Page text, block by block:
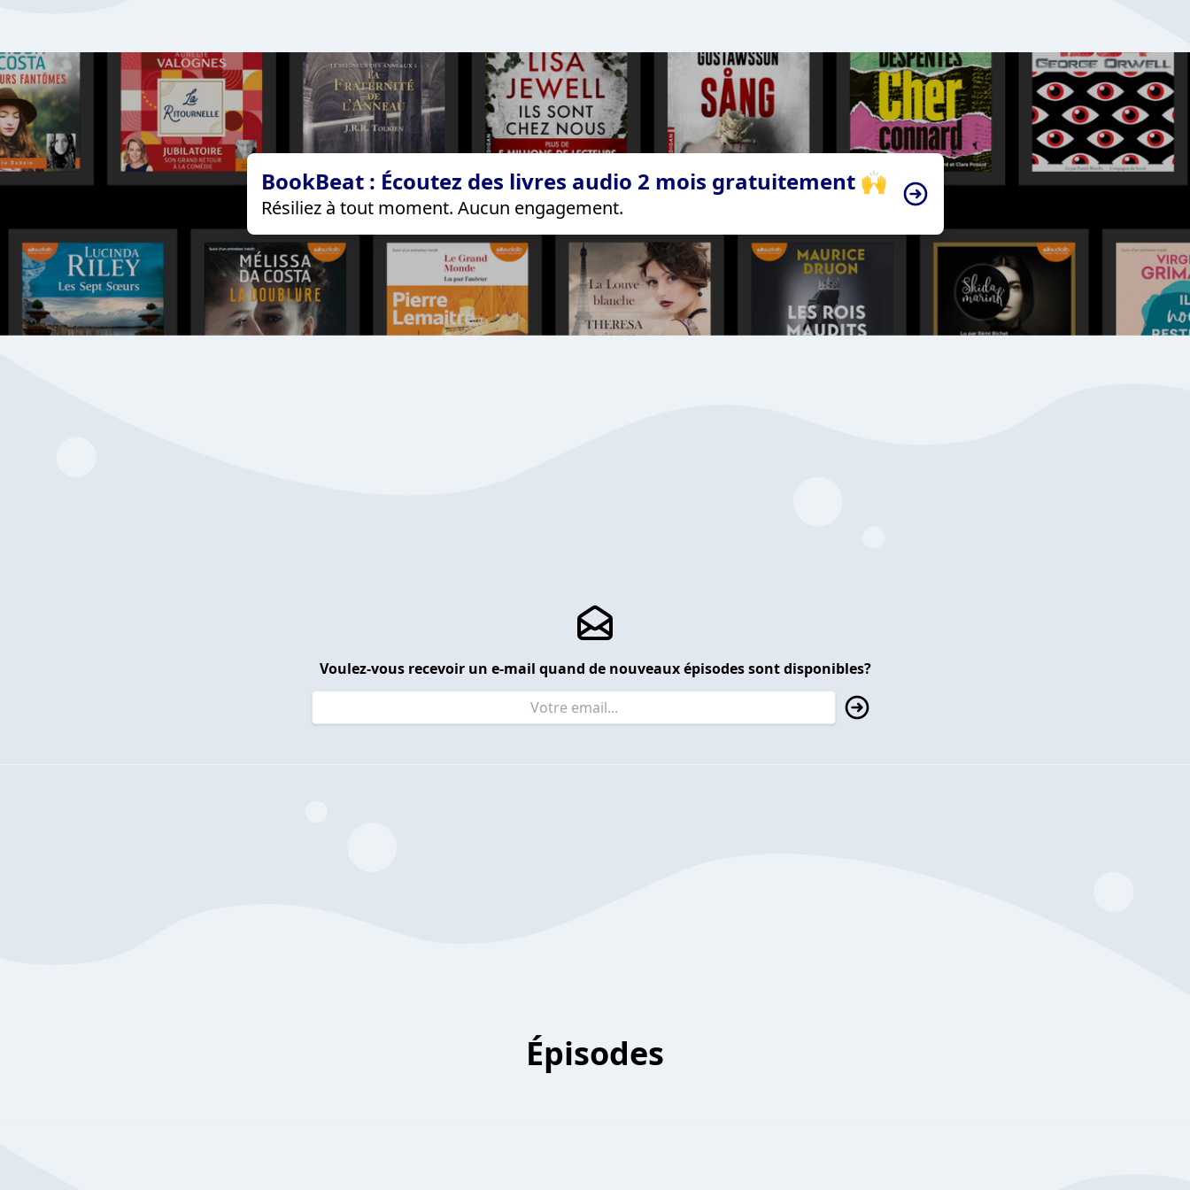
BookBeat : Écoutez des livres audio 2 mois gratuitement 🙌
Résiliez à tout moment. Aucun engagement.
Voulez-vous recevoir un e-mail quand de nouveaux épisodes sont disponibles?
Épisodes